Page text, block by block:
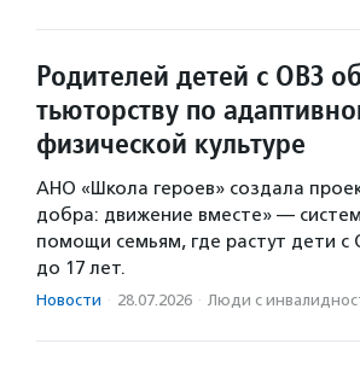
Родителей детей с ОВЗ
тьюторству по
физической культуре
АНО «Школа героев» создала
добра: движение вместе» —
помощи семьям, где растут дети с
до 17 лет.
Новости · 28.07.2026 · Люди с